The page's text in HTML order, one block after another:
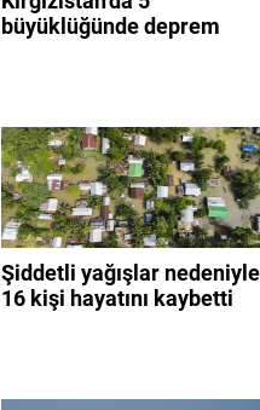
büyüklüğünde deprem
Şiddetli yağışlar nedeniyle
16 kişi hayatını kaybetti